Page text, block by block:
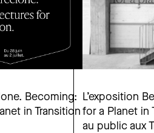
Becoming:
in Transition
L’exposition
for a Planet in
au public aux